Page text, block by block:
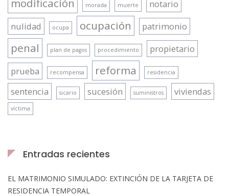
modificación morada muerte
notario
nulidad
ocupa ocupación patrimonio
penal plan de pagos procedimiento
propietario
prueba
recompensa reforma residencia
sentencia sicario sucesión suministros viviendas
víctima
Entradas recientes
EL MATRIMONIO SIMULADO: EXTINCIÓN DE LA TARJETA DE
RESIDENCIA TEMPORAL